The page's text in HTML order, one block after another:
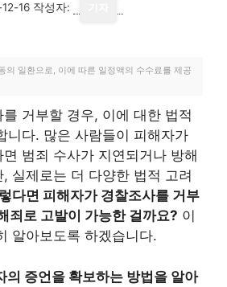
16 작성자:
의 일환으로, 이에 따른 일정액의 수수료를 제공
거부할 경우, 이에 대한 법적
니다. 많은 사람들이 피해자가
범죄 수사가 지연되거나 방해
실제로는 더 다양한 법적 고려
다면 피해자가 경찰조사를 거부
죄로 고발이 가능한 걸까요? 이
알아보도록 하겠습니다.
의 증언을 확보하는 방법을 알아